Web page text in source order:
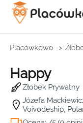
Placówkowo ->
Happy
Żłobek Prywatny
Józefa
Voivodeship,